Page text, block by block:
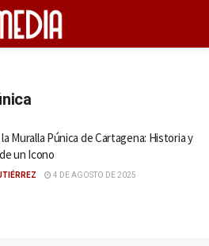
Muralla Púnica de Cartagena: Historia y
un Icono
4 DE AGOSTO DE 2025